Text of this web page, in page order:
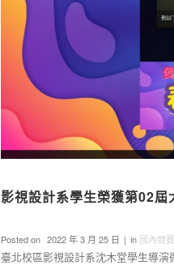
影視設計系學生榮獲第02屆
Posted on 2022 年 3 月 25 日 in 國內競賽
臺北校區影視設計系沈木堂學生導演